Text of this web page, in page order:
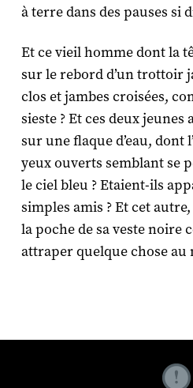
à terre dans des pauses si
Et ce vieil homme dont la
sur le rebord d’un trottoir
clos et jambes croisées,
sieste ? Et ces deux jeunes
sur une flaque d’eau, dont
yeux ouverts semblant se
le ciel bleu ? Etaient-ils
simples amis ? Et cet
la poche de sa veste noire
attraper quelque chose au